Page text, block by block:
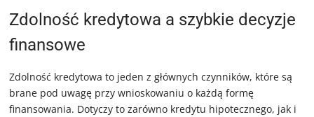
Zdolność kredytowa a szybkie decyzje
finansowe
Zdolność kredytowa to jeden z głównych czynników, które są
brane pod uwagę przy wnioskowaniu o każdą formę
finansowania. Dotyczy to zarówno kredytu hipotecznego, jak i